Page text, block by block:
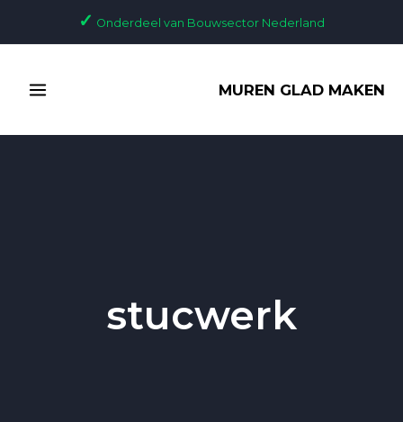
✓ Onderdeel van Bouwsector Nederland
MENU
MUREN GLAD MAKEN
stucwerk